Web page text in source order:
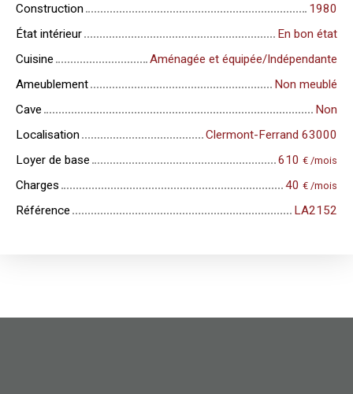
Construction
1980
État intérieur
En bon état
Cuisine
Aménagée et équipée/Indépendante
Ameublement
Non meublé
Cave
Non
Localisation
Clermont-Ferrand 63000
Loyer de base
610 € /mois
Charges 40 € /mois
Référence LA2152